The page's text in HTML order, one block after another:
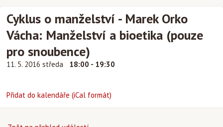
Cyklus o manželství - Marek Orko
Vácha: Manželství a bioetika (pouze
pro snoubence)
11. 5. 2016 středa 18:00 - 19:30
Přidat do kalendáře (iCal formát)